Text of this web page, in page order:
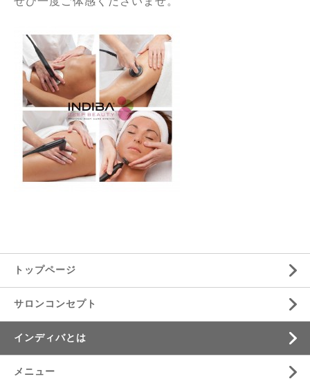
トップページ
サロンコンセプト
インディバとは
メニュー